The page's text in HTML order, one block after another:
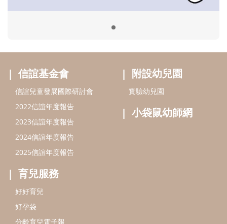
2024信誼年度報告
好孕袋
分齡育兒電子報
線上教養諮詢
出版服務
信誼基金出版社
閱讀推廣
Bookstart閱讀起步走
信誼幼兒文學獎
信誼兒童動畫獎